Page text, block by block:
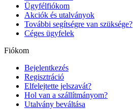
Ügyfélfiókom
Akciók és utalványok
További segítségre van szüksége?
Céges ügyfelek
Fiókom
Bejelentkezés
Regisztráció
Elfelejtette jelszavát?
Hol van a szállítmányom?
Utalvány beváltása